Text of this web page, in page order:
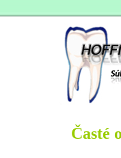
Časté